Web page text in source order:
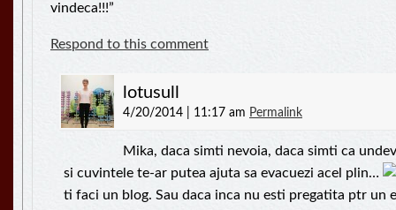
vindeca!!!”
Respond to this comment
lotusull
4/20/2014 | 11:17 am Permalink
Mika, daca simti nevoia, daca simti ca
si cuvintele te-ar putea ajuta sa evacuezi acel plin…
ti faci un blog. Sau daca inca nu esti pregatita ptr un